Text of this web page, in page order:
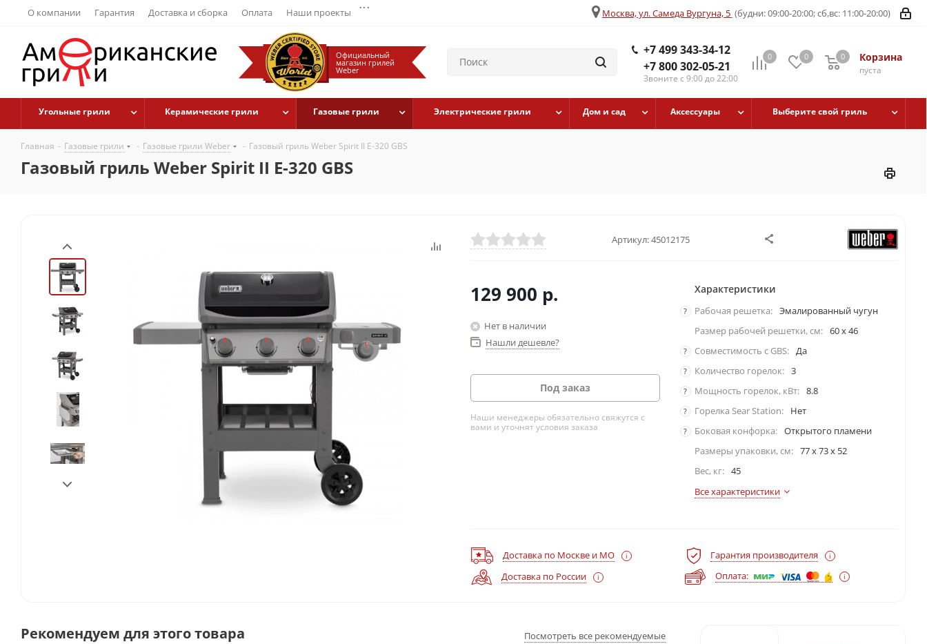
О компании Гарантия Доставка и сборка Оплата Наши проекты
...
Москва, ул. Самеда Вургуна, 5 (будни: 09:00-20:00; сб,вс: 11:00-20:00)
Официальный
магазин грилей
Weber
+7 499 343-34-12
+7 800 302-05-21
Звоните с 9:00 до 22:00
0 0 Корзина
пуста
0
Угольные грили Керамические грили Газовые грили Электрические грили Дом и сад Аксессуары Выберите свой гриль
Главная - Газовые грили - Газовые грили Weber - Газовый гриль Weber Spirit II E-320 GBS
Газовый гриль Weber Spirit II E-320 GBS
Артикул:45012175
129 900 р.
Нет в наличии
Нашли дешевле?
Под заказ
Наши менеджеры обязательно свяжутся с
вами и уточнят условия заказа
Характеристики
? Рабочая решетка: Эмалированный чугун
Размер рабочей решетки, см: 60 х 46
? Совместимость с GBS: Да
? Количество горелок: 3
? Мощность горелок, кВт: 8.8
? Горелка Sear Station: Нет
? Боковая конфорка: Открытого пламени
Размеры упаковки, cм: 77 x 73 x 52
Вес, кг: 45
Все характеристики
Доставка по Москве и МО
Гарантия производителя
Доставка по России
Оплата:
Рекомендуем для этого товара Посмотреть все рекомендуемые